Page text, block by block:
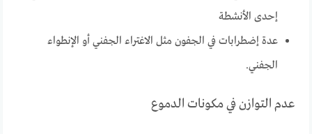
إحدى الأنشطة
عدة إضطرابات في الجفون مثل الاغتراء الجفني أو الإنطواء
الجفني.
عدم التوازن في مكونات الدموع